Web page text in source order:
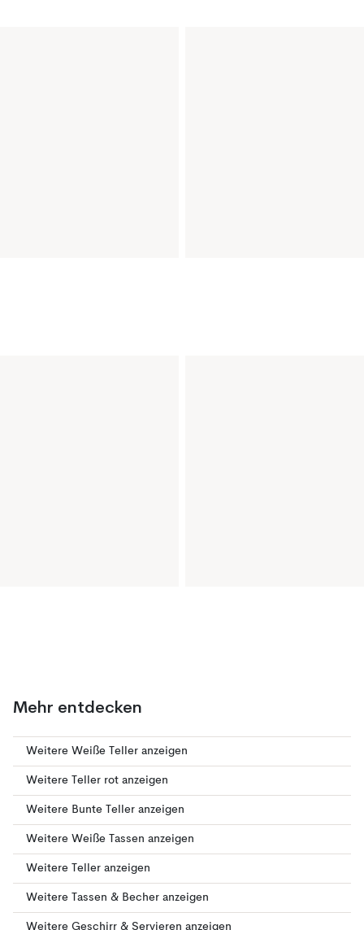
Mehr entdecken
Weitere Weiße Teller anzeigen
Weitere Teller rot anzeigen
Weitere Bunte Teller anzeigen
Weitere Weiße Tassen anzeigen
Weitere Teller anzeigen
Weitere Tassen & Becher anzeigen
Weitere Geschirr & Servieren anzeigen